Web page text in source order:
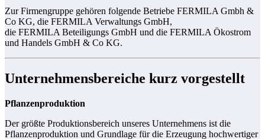
Zur Firmengruppe gehören folgende Betriebe FERMILA Gmbh &
Co KG, die FERMILA Verwaltungs GmbH,
die FERMILA Beteiligungs GmbH und die FERMILA Ökostrom
und Handels GmbH & Co KG.
Unternehmensbereiche kurz vorgestellt
Pflanzenproduktion
Der größte Produktionsbereich unseres Unternehmens ist die
Pflanzenproduktion und Grundlage für die Erzeugung hochwertiger